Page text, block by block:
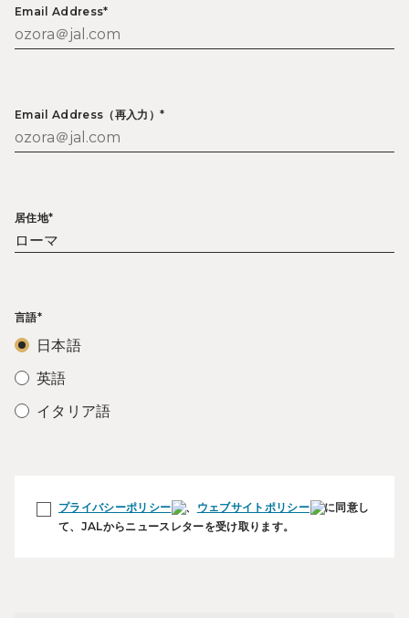
Email Address*
Email Address（再入力）*
居住地*
言語*
日本語
英語
イタリア語
プライバシーポリシー 、 ウェブサイトポリシー
に同意し
て、JALからニュースレターを受け取ります。